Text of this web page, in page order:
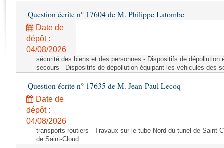
Rapports législatifs
Rapports sur l'application des lois
Baromètre de l’application des lois
Dossiers législatifs
Budget et sécurité sociale
Questions écrites et orales
Comptes rendus des débats
Question écrite n° 17604 de M. Philippe Latombe
Date de
dépôt :
04/08/2026
sécurité des biens et des personnes - Dispositifs de
secours - Dispositifs de dépollution équipant les véhicules des
Question écrite n° 17635 de M. Jean-Paul Lecoq
Date de
dépôt :
04/08/2026
transports routiers - Travaux sur le tube Nord du tunel de Saint-
de Saint-Cloud